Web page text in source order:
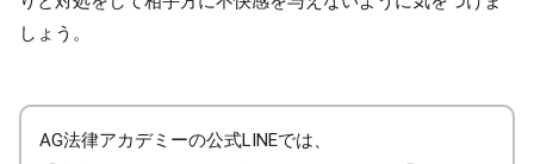
しょう。
AG法律アカデミーの公式LINEでは、